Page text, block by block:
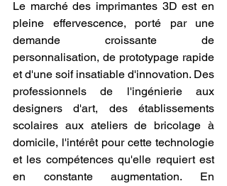
Le marché des imprimantes 3D est en
pleine effervescence, porté par une
demande croissante de
personnalisation, de prototypage rapide
et d'une soif insatiable d'innovation. Des
professionnels de l'ingénierie aux
designers d'art, des établissements
scolaires aux ateliers de bricolage à
domicile, l'intérêt pour cette technologie
et les compétences qu'elle requiert est
en constante augmentation. En